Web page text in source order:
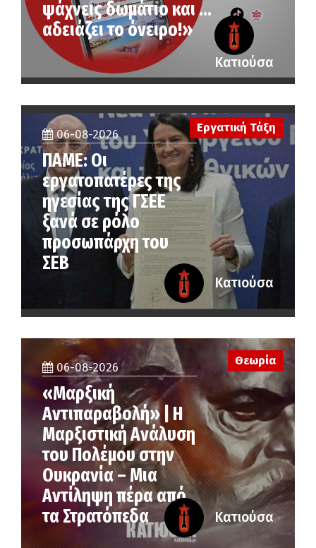
ψάχνεις δωμάτιο και …
αδειάζει το όνειρο!»
Κατιούσα
06-08-2026
ΠΑΜΕ: Οι
εργατοπατέρες της
ηγεσίας της ΓΣΕΕ
ξανά σε ρόλο
προσωπάρχη του
ΣΕΒ
Εργατική Τάξη
Κατιούσα
06-08-2026
«Μαρξική
Αντιπαραβολή» | Η
Μαρξιστική Ανάλυση
του Πολέμου στην
Ουκρανία – Μια
Αντίληψη πέρα από
τα Στρατόπεδα
Θεωρία
Κατιούσα